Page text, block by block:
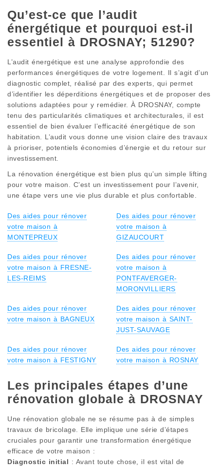
Qu’est-ce que l’audit
énergétique et pourquoi est-il
essentiel à DROSNAY; 51290?
L’audit énergétique est une analyse approfondie des
performances énergétiques de votre logement. Il s’agit d’un
diagnostic complet, réalisé par des experts, qui permet
d’identifier les déperditions énergétiques et de proposer des
solutions adaptées pour y remédier. À DROSNAY, compte
tenu des particularités climatiques et architecturales, il est
essentiel de bien évaluer l’efficacité énergétique de son
habitation. L’audit vous donne une vision claire des travaux
à prioriser, potentiels économies d’énergie et du retour sur
investissement.
La rénovation énergétique est bien plus qu’un simple lifting
pour votre maison. C’est un investissement pour l’avenir,
une étape vers une vie plus durable et plus confortable.
Des aides pour rénover
votre maison à
MONTEPREUX
Des aides pour rénover
votre maison à
GIZAUCOURT
Des aides pour rénover
votre maison à FRESNE-
LES-REIMS
Des aides pour rénover
votre maison à
PONTFAVERGER-
MORONVILLIERS
Des aides pour rénover
votre maison à BAGNEUX
Des aides pour rénover
votre maison à SAINT-
JUST-SAUVAGE
Des aides pour rénover
votre maison à FESTIGNY
Des aides pour rénover
votre maison à ROSNAY
Les principales étapes d’une
rénovation globale à DROSNAY
Une rénovation globale ne se résume pas à de simples
travaux de bricolage. Elle implique une série d’étapes
cruciales pour garantir une transformation énergétique
efficace de votre maison :
Diagnostic initial : Avant toute chose, il est vital de